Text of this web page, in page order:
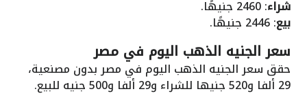
شراء: 2460 جنيهًا.
بيع: 2446 جنيهًا.
سعر الجنيه الذهب اليوم في مصر
حقق سعر الجنيه الذهب اليوم في مصر بدون مصنعية،
29 ألفا و520 جنيها للشراء و29 ألفا و500 جنيه للبيع.